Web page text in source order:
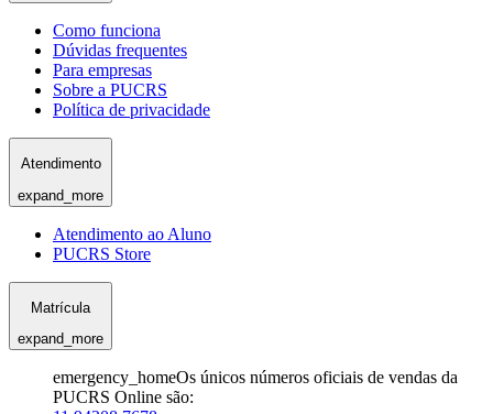
Como funciona
Dúvidas frequentes
Para empresas
Sobre a PUCRS
Política de privacidade
Atendimento
expand_more
Atendimento ao Aluno
PUCRS Store
Matrícula
expand_more
emergency_homeOs únicos números oficiais de vendas da
PUCRS Online são: